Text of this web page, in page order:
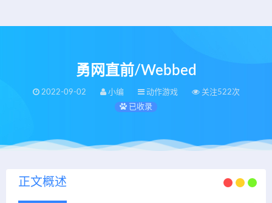
勇网直前/Webbed
2022-09-02 小编 动作游戏
关注522次
已收录
正文概述